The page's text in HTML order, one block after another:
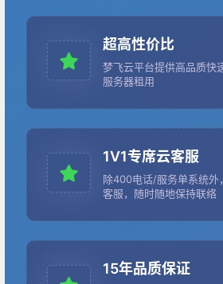
超高性价比
梦飞云平台提供高品质快
服务器租用
1V1专席云客服
除400电话/服务单系统外
客服，随时随地保持联络
15年品质保证